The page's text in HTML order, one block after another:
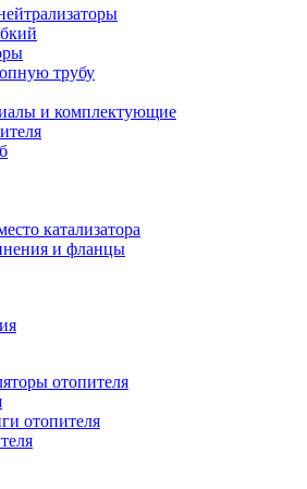
трубу
и комплектующие
катализатора
и фланцы
отопителя
отопителя